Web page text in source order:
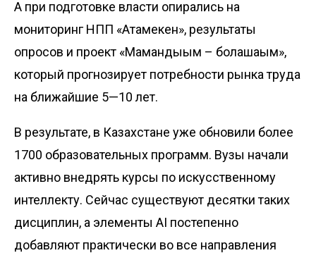
А при подготовке власти опирались на
мониторинг НПП «Атамекен», результаты
опросов и проект «Мамандығым – болашағым»,
который прогнозирует потребности рынка труда
на ближайшие 5—10 лет.
В результате, в Казахстане уже обновили более
1700 образовательных программ. Вузы начали
активно внедрять курсы по искусственному
интеллекту. Сейчас существуют десятки таких
дисциплин, а элементы AI постепенно
добавляют практически во все направления